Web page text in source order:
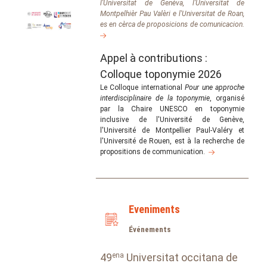
l'Universitat de Genèva, l'Universitat de
Montpelhièr Pau Valèri e l'Universitat de Roan,
es en cèrca de proposicions de comunicacion.
Appel à contributions :
Colloque toponymie 2026
Le Colloque internationalPour une approche
interdisciplinaire de la toponymie, organisé
par la Chaire UNESCO en toponymie
inclusive de l'Université de Genève,
l'Université de Montpellier Paul-Valéry et
l'Université de Rouen, est à la recherche de
propositions de communication.
Eveniments
Événements
49ena Universitat occitana de